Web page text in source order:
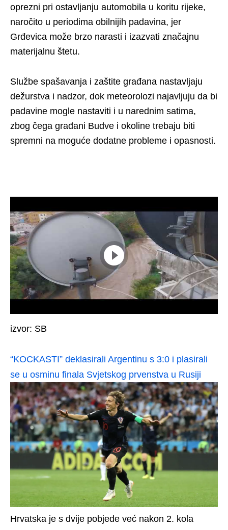
oprezni pri ostavljanju automobila u koritu rijeke,
naročito u periodima obilnijih padavina, jer
Grđevica može brzo narasti i izazvati značajnu
materijalnu štetu.
Službe spašavanja i zaštite građana nastavljaju
dežurstva i nadzor, dok meteorolozi najavljuju da bi
padavine mogle nastaviti i u narednim satima,
zbog čega građani Budve i okoline trebaju biti
spremni na moguće dodatne probleme i opasnosti.
izvor: SB
“KOCKASTI” deklasirali Argentinu s 3:0 i plasirali
se u osminu finala Svjetskog prvenstva u Rusiji
Hrvatska je s dvije pobjede već nakon 2. kola